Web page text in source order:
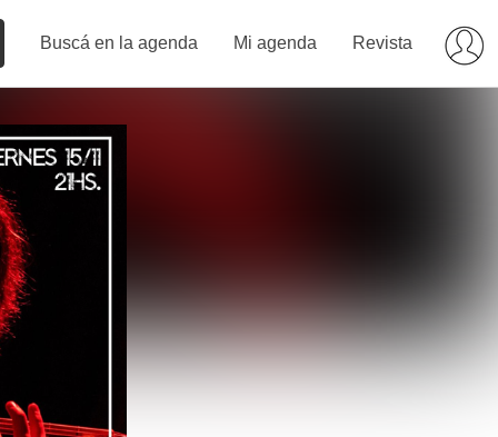
Buscá en la agenda Mi agenda Revista